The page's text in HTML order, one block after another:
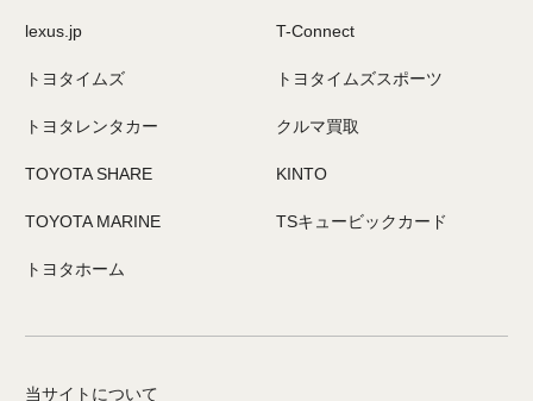
lexus.jp T-Connect
トヨタイムズ トヨタイムズスポーツ
トヨタレンタカー クルマ買取
TOYOTA SHARE KINTO
TOYOTA MARINE TSキュービックカード
トヨタホーム
当サイトについて